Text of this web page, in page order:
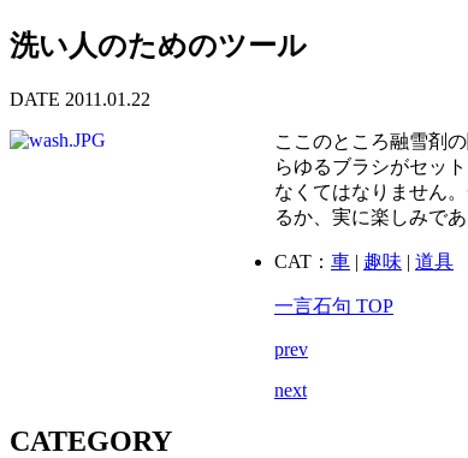
洗い人のためのツール
DATE 2011.01.22
ここのところ融雪剤
らゆるブラシがセッ
なくてはなりません
るか、実に楽しみで
CAT： 車 | 趣味 | 道具
一言石句 TOP
prev
next
CATEGORY